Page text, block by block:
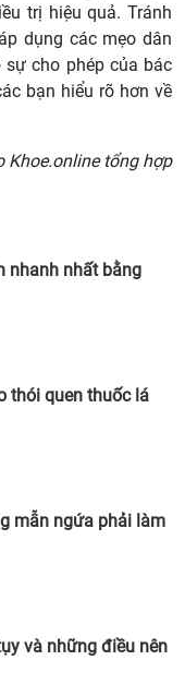
trị hiệu quả. Tránh
dụng các mẹo dân
cho phép của bác
bạn hiểu rõ hơn về
Khoe.online tổng hợp
nhanh nhất bằng
thói quen thuốc lá
mẫn ngứa phải làm
và những điều nên